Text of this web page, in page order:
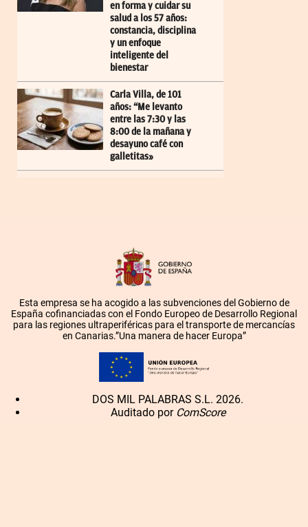
en forma y cuidar su
salud a los 57 años:
constancia, disciplina
y un enfoque
inteligente del
bienestar
Carla Villa, de 101
años: “Me levanto
entre las 7:30 y las
8:00 de la mañana y
desayuno café con
galletitas»
Esta empresa se ha acogido a las subvenciones del Gobierno de
España cofinanciadas con el Fondo Europeo de Desarrollo Regional
para las regiones ultraperiféricas para el transporte de mercancías
en Canarias.”Una manera de hacer Europa”
DOS MIL PALABRAS S.L. 2026.
Auditado por ComScore